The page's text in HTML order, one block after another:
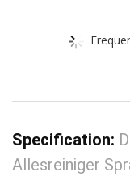
Specification:
Allesreiniger